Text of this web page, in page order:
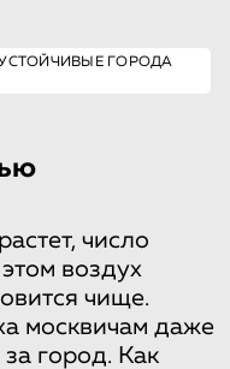
ГОРОДА
число
воздух
чище.
москвичам даже
город. Как